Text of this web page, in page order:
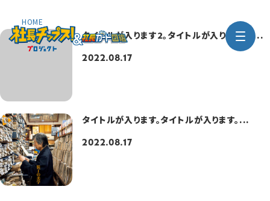
HOME
タイトルが入ります2。タイトルが入ります2。...
2022.08.17
タイトルが入ります。タイトルが入ります。...
2022.08.17